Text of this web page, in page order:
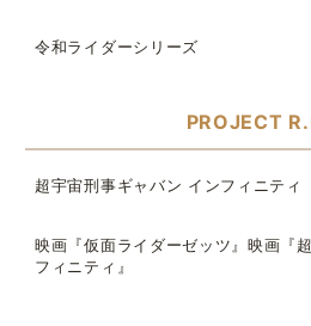
令和ライダーシリーズ
PROJECT
超宇宙刑事ギャバン インフィニティ
映画『仮面ライダーゼッツ』映画『
フィニティ』